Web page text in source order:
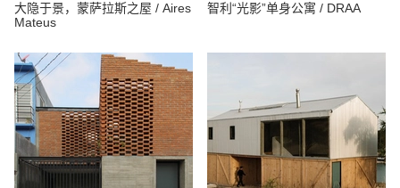
大隐于景，蒙萨拉斯之屋 / Aires
Mateus
智利“光影”单身公寓 / DRAA